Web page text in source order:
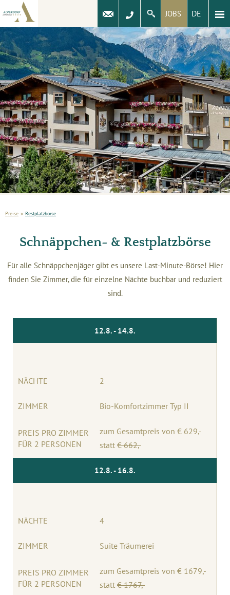
JOBS DE
Preise » Restplatzbörse
Schnäppchen- & Restplatzbörse
Für alle Schnäppchenjäger gibt es unsere Last-Minute-Börse! Hier
finden Sie Zimmer, die für einzelne Nächte buchbar und reduziert
sind.
12.8. - 14.8.
NÄCHTE 2
ZIMMER Bio-Komfortzimmer Typ II
PREIS PRO ZIMMER
FÜR 2 PERSONEN
zum Gesamtpreis von € 629,-
statt € 662,-
12.8. - 16.8.
NÄCHTE 4
ZIMMER Suite Träumerei
PREIS PRO ZIMMER
FÜR 2 PERSONEN
zum Gesamtpreis von € 1679,-
statt € 1767,-